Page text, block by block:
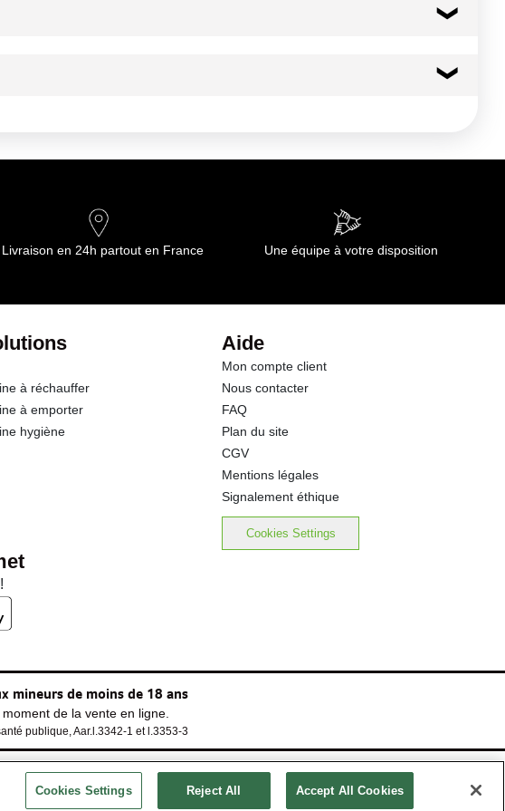
191 kj
0.02 g
Livraison en 24h partout en France Une équipe à votre disposition
à réchauffer
à emporter
hygiène
Aide
Mon compte client
Nous contacter
FAQ
Plan du site
CGV
Mentions légales
Signalement éthique
Cookies Settings
mineurs de moins de 18 ans
de la vente en ligne.
publique, Aar.l.3342-1 et l.3353-3
Cookies Settings Reject All Accept All Cookies